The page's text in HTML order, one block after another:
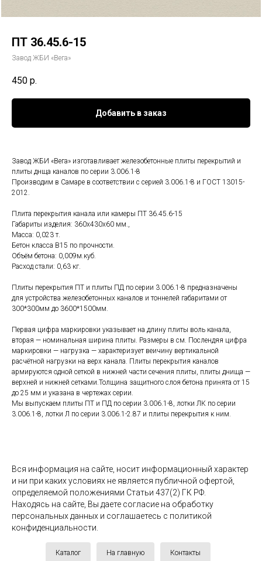
ПТ 36.45.6-15
Завод ЖБИ «Вега»
450 р.
Добавить в заказ
Завод ЖБИ «Вега» изготавливает железобетонные плиты перекрытий и
плиты днща каналов по серии 3.006.1-8
Производим в Самаре в соответствии с серией 3.006.1-8 и ГОСТ 13015-
2012.
Плита перекрытия канала или камеры ПТ 36.45.6-15
Габариты изделия: 360x430x60 мм.,
Масса: 0,023 т.
Бетон класса В15 по прочности.
Объём бетона: 0,009м.куб.
Расход стали: 0,63 кг.
Плиты перекрытия ПТ и плиты ПД по серии 3.006.1-8 предназначены
для устройства железобетонных каналов и тоннелей габаритами от
300*300мм до 3600*1500мм.
Первая цифра маркировки указывает на длину плиты воль канала,
вторая — номинальная ширина плиты. Размеры в см. Послендяя цифра
маркировки — нагрузка — характеризует веичину вертикальной
расчётной нагрузки на верх канала. Плиты перекрытия каналов
армируются одной сеткой в нижней части сечения плиты, плиты днища —
верхней и нижней сетками.Толщина защитного слоя бетона принята от 15
до 25 мм и указана в чертежах серии.
Мы выпускаем плиты ПТ и ПД по серии 3.006.1-8, лотки ЛК по серии
3.006.1-8, лотки Л по серии 3.006.1-2.87 и плиты перекрытия к ним.
Вся информация на сайте, носит информационный характер
и ни при каких условиях не является публичной офертой,
определяемой положениями Статьи 437(2) ГК РФ.
Находясь на сайте, Вы даете согласие на обработку
персональных данных и соглашаетесь c политикой
конфиденциальности.
Каталог На главную Контакты